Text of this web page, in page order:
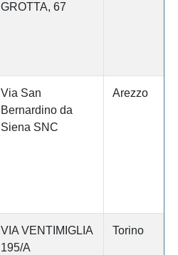
GROTTA, 67
Via San
Bernardino da
Siena SNC
Arezzo
VIA VENTIMIGLIA
195/A
Torino